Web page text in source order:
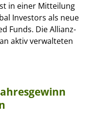
in einer Mitteilung
Investors als neue
Funds. Die Allianz-
aktiv verwalteten